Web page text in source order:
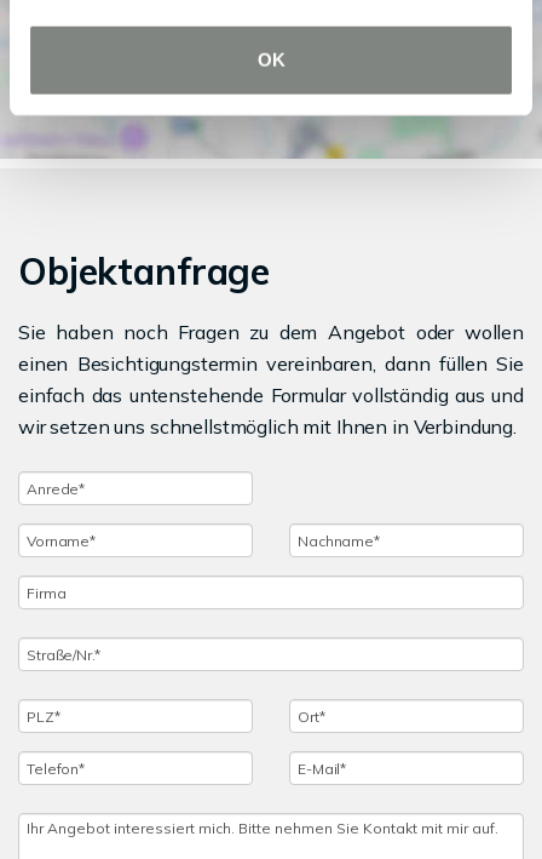
OK
Objektanfrage
Sie haben noch Fragen zu dem Angebot oder wollen
einen Besichtigungstermin vereinbaren, dann füllen Sie
einfach das untenstehende Formular vollständig aus und
wir setzen uns schnellstmöglich mit Ihnen in Verbindung.